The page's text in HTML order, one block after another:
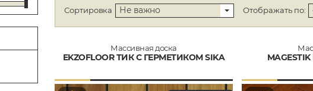
Сортировка Не важно Отображать по:
Массивная доска
EKZOFLOOR ТИК С ГЕРМЕТИКОМ SIKA